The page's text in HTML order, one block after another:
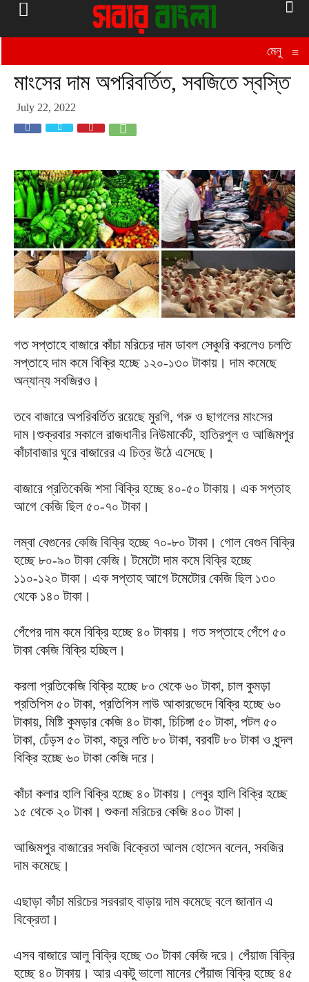
মেনু ≡
মাংসের দাম অপরিবর্তিত, সবজিতে স্বস্তি
July 22, 2022
গত সপ্তাহে বাজারে কাঁচা মরিচের দাম ডাবল সেঞ্চুরি করলেও চলতি
সপ্তাহে দাম কমে বিক্রি হচ্ছে ১২০-১৩০ টাকায়। দাম কমেছে
অন্যান্য সবজিরও।
তবে বাজারে অপরিবর্তিত রয়েছে মুরগি, গরু ও ছাগলের মাংসের
দাম।শুক্রবার সকালে রাজধানীর নিউমার্কেট, হাতিরপুল ও আজিমপুর
কাঁচাবাজার ঘুরে বাজারের এ চিত্র উঠে এসেছে।
বাজারে প্রতিকেজি শসা বিক্রি হচ্ছে ৪০-৫০ টাকায়। এক সপ্তাহ
আগে কেজি ছিল ৫০-৭০ টাকা।
লম্বা বেগুনের কেজি বিক্রি হচ্ছে ৭০-৮০ টাকা। গোল বেগুন বিক্রি
হচ্ছে ৮০-৯০ টাকা কেজি। টমেটো দাম কমে বিক্রি হচ্ছে
১১০-১২০ টাকা। এক সপ্তাহ আগে টমেটোর কেজি ছিল ১৩০
থেকে ১৪০ টাকা।
পেঁপের দাম কমে বিক্রি হচ্ছে ৪০ টাকায়। গত সপ্তাহে পেঁপে ৫০
টাকা কেজি বিক্রি হচ্ছিল।
করলা প্রতিকেজি বিক্রি হচ্ছে ৮০ থেকে ৬০ টাকা, চাল কুমড়া
প্রতিপিস ৫০ টাকা, প্রতিপিস লাউ আকারভেদে বিক্রি হচ্ছে ৬০
টাকায়, মিষ্টি কুমড়ার কেজি ৪০ টাকা, চিচিঙ্গা ৫০ টাকা, পটল ৫০
টাকা, ঢেঁড়স ৫০ টাকা, কচুর লতি ৮০ টাকা, বরবটি ৮০ টাকা ও ধুন্দল
বিক্রি হচ্ছে ৬০ টাকা কেজি দরে।
কাঁচা কলার হালি বিক্রি হচ্ছে ৪০ টাকায়। লেবুর হালি বিক্রি হচ্ছে
১৫ থেকে ২০ টাকা। শুকনা মরিচের কেজি ৪০০ টাকা।
আজিমপুর বাজারের সবজি বিক্রেতা আলম হোসেন বলেন, সবজির
দাম কমেছে।
এছাড়া কাঁচা মরিচের সরবরাহ বাড়ায় দাম কমেছে বলে জানান এ
বিক্রেতা।
এসব বাজারে আলু বিক্রি হচ্ছে ৩০ টাকা কেজি দরে। পেঁয়াজ বিক্রি
হচ্ছে ৪০ টাকায়। আর একটু ভালো মানের পেঁয়াজ বিক্রি হচ্ছে ৪৫